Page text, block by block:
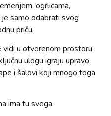
ogrlicama,
samo odabrati svog
priču.
vidi u otvorenom prostoru
ulogu igraju upravo
i šalovi koji mnogo toga
ima tu svega.